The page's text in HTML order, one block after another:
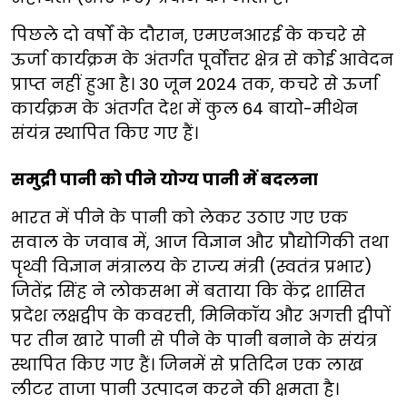
पिछले दो वर्षों के दौरान, एमएनआरई के कचरे से
ऊर्जा कार्यक्रम के अंतर्गत पूर्वोत्तर क्षेत्र से कोई आवेदन
प्राप्त नहीं हुआ है। 30 जून 2024 तक, कचरे से ऊर्जा
कार्यक्रम के अंतर्गत देश में कुल 64 बायो-मीथेन
संयंत्र स्थापित किए गए हैं।
समुद्री पानी को पीने योग्य पानी में बदलना
भारत में पीने के पानी को लेकर उठाए गए एक
सवाल के जवाब में, आज विज्ञान और प्रौद्योगिकी तथा
पृथ्वी विज्ञान मंत्रालय के राज्य मंत्री (स्वतंत्र प्रभार)
जितेंद्र सिंह ने लोकसभा में बताया कि केंद्र शासित
प्रदेश लक्षद्वीप के कवरत्ती, मिनिकॉय और अगत्ती द्वीपों
पर तीन खारे पानी से पीने के पानी बनाने के संयंत्र
स्थापित किए गए हैं। जिनमें से प्रतिदिन एक लाख
लीटर ताजा पानी उत्पादन करने की क्षमता है।